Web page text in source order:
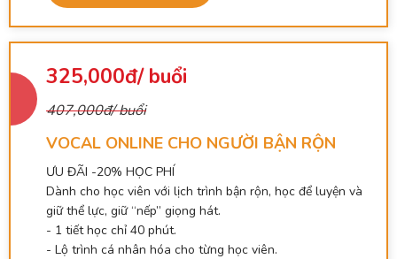
325,000đ/ buổi
407,000đ/ buổi
VOCAL ONLINE CHO NGƯỜI BẬN RỘN
ƯU ĐÃI -20% HỌC PHÍ
Dành cho học viên với lịch trình bận rộn, học để luyện và
giữ thể lực, giữ “nếp” giọng hát.
- 1 tiết học chỉ 40 phút.
- Lộ trình cá nhân hóa cho từng học viên.